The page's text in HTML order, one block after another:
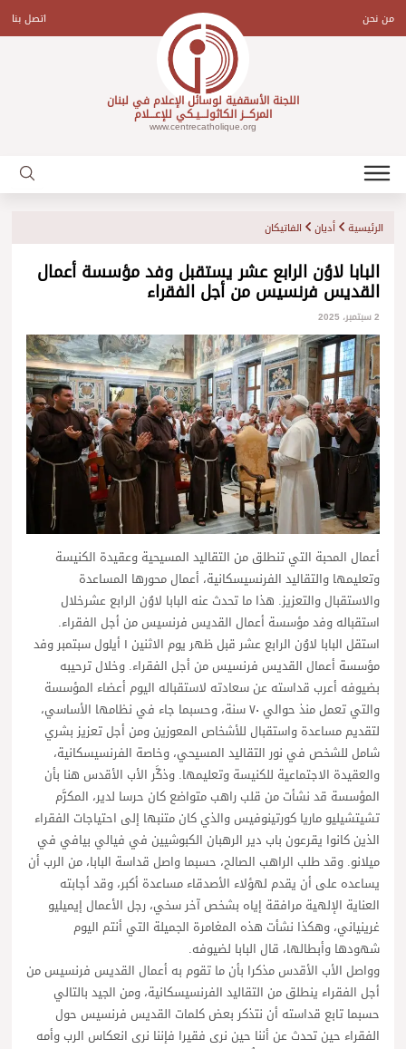
contentمن نحن اتصل بنا
اللجنة الأسقفية لوسائل الإعلام في لبنان
المركـــز الكاثولـــيـكي للإعـــلام
www.centrecatholique.org
الرئيسية أديان الفاتيكان
البابا لاوُن الرابع عشر يستقبل وفد مؤسسة أعمال
القديس فرنسيس من أجل الفقراء
2 سبتمبر، 2025
أعمال المحبة التي تنطلق من التقاليد المسيحية وعقيدة الكنيسة
وتعليمها والتقاليد الفرنسيسكانية، أعمال محورها المساعدة
والاستقبال والتعزيز. هذا ما تحدث عنه البابا لاوُن الرابع عشرخلال
استقباله وفد مؤسسة أعمال القديس فرنسيس من أجل الفقراء.
استقل البابا لاوُن الرابع عشر قبل ظهر يوم الاثنين ١ أيلول سبتمبر وفد
مؤسسة أعمال القديس فرنسيس من أجل الفقراء. وخلال ترحيبه
بضيوفه أعرب قداسته عن سعادته لاستقباله اليوم أعضاء المؤسسة
والتي تعمل منذ حوالي ٧٠ سنة، وحسبما جاء في نظامها الأساسي،
لتقديم مساعدة واستقبال للأشخاص المعوزين ومن أجل تعزيز بشري
شامل للشخص في نور التقاليد المسيحي، وخاصة الفرنسيسكانية،
والعقيدة الاجتماعية للكنيسة وتعليمها. وذكَّر الأب الأقدس هنا بأن
المؤسسة قد نشأت من قلب راهب متواضع كان حرسا لدير، المكرَّم
تشيتشيليو ماريا كورتينوفيس والذي كان متنبها إلى احتياجات الفقراء
الذين كانوا يقرعون باب دير الرهبان الكبوشيين في فيالي بيافي في
ميلانو. وقد طلب الراهب الصالح، حسبما واصل قداسة البابا، من الرب أن
يساعده على أن يقدم لهؤلاء الأصدقاء مساعدة أكبر، وقد أجابته
العناية الإلهية مرافقة إياه بشخص آخر سخي، رجل الأعمال إيميليو
غرينياني، وهكذا نشأت هذه المغامرة الجميلة التي أنتم اليوم
شهودها وأبطالها، قال البابا لضيوفه.
وواصل الأب الأقدس مذكرا بأن ما تقوم به أعمال القديس فرنسيس من
أجل الفقراء ينطلق من التقاليد الفرنسيسكانية، ومن الجيد بالتالي
حسبما تابع قداسته أن نتذكر بعض كلمات القديس فرنسيس حول
الفقراء حين تحدث عن أننا حين نرى فقيرا فإننا نرى انعكاس الرب وأمه